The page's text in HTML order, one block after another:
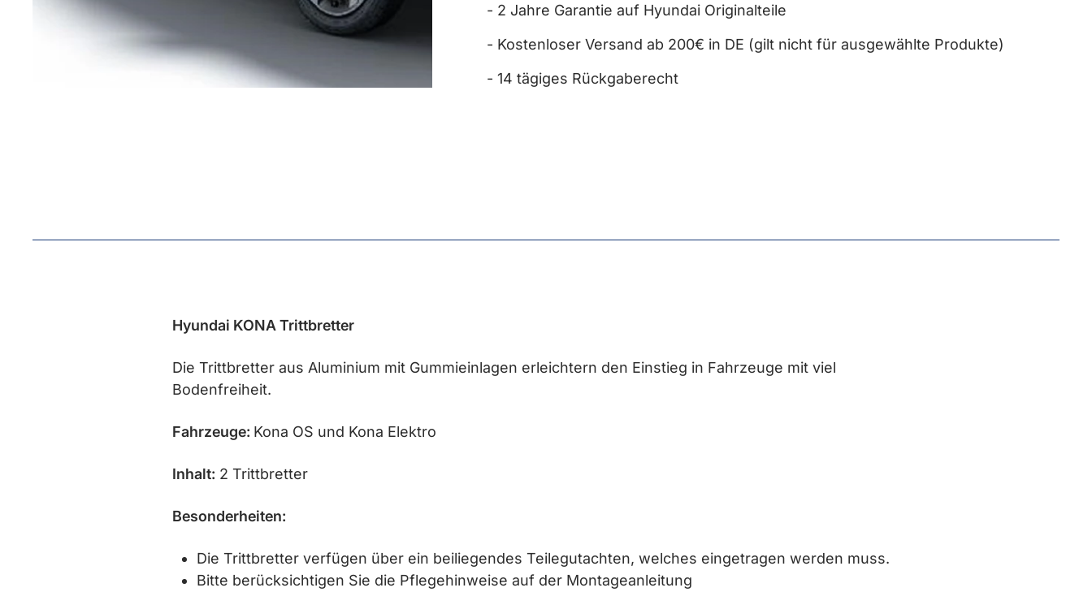
- 2 Jahre Garantie auf Hyundai Originalteile
- Kostenloser Versand ab 200€ in DE (gilt nicht für ausgewählte Produkte)
- 14 tägiges Rückgaberecht
Hyundai KONA Trittbretter
Die Trittbretter aus Aluminium mit Gummieinlagen erleichtern den Einstieg in Fahrzeuge mit viel
Bodenfreiheit.
Fahrzeuge: Kona OS und Kona Elektro
Inhalt: 2 Trittbretter
Besonderheiten:
Die Trittbretter verfügen über ein beiliegendes Teilegutachten, welches eingetragen werden muss.
Bitte berücksichtigen Sie die Pflegehinweise auf der Montageanleitung